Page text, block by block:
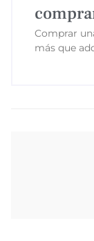
Comprar
más que